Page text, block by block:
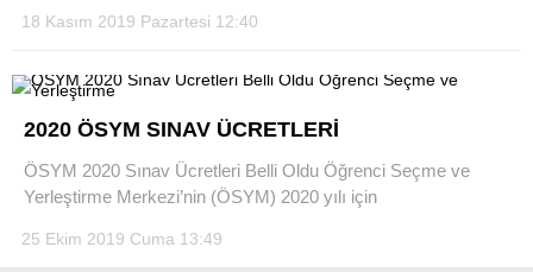
18 Kasım 2019 Pazartesi 12:40
2020 ÖSYM SINAV ÜCRETLERİ
ÖSYM 2020 Sınav Ücretleri Belli Oldu Öğrenci Seçme ve
Yerleştirme Merkezi’nin (ÖSYM) 2020 yılı için
25 Ekim 2019 Cuma 13:49